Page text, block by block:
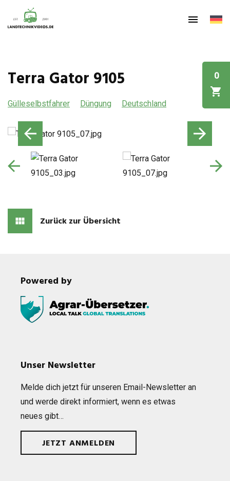
0
Terra Gator 9105
Gülleselbstfahrer Düngung Deutschland
Zurück zur Übersicht
Powered by
Unser Newsletter
Melde dich jetzt für unse­ren Email-News­let­ter an
und werde direkt infor­miert, wenn es etwas
neues gibt…
JETZT ANMELDEN